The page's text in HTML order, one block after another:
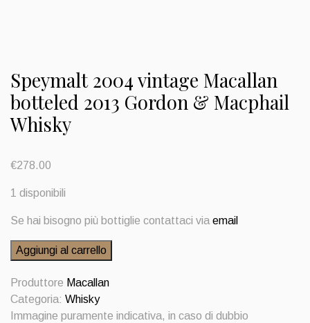
Speymalt 2004 vintage Macallan
botteled 2013 Gordon & Macphail
Whisky
€278.00
1 disponibili
Se hai bisogno più bottiglie contattaci via email
Speymalt
2004
vintage
Macallan
botteled
Aggiungi al carrello
Produttore Macallan
Categoria: Whisky
Immagine puramente indicativa, in caso di dubbio